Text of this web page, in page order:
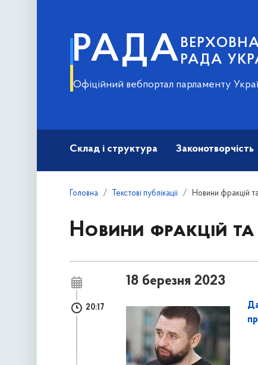
РАДА РАДА
Офіційний вебпортал парламенту
Склад і структура Законотворчість
Головна Текстові публікації Новини фракцій
Новини фракцій та
18 березня 2023
20:17